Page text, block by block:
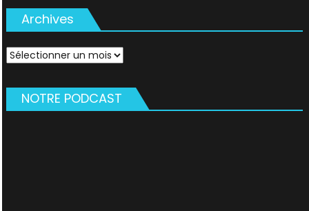
Archives
Archives
NOTRE PODCAST